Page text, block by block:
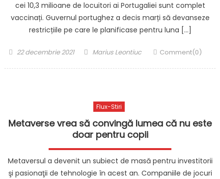
cei 10,3 milioane de locuitori ai Portugaliei sunt complet
vaccinați. Guvernul portughez a decis marți să devanseze
restricțiile pe care le planificase pentru luna […]
Posted
22 decembrie 2021 Author
Marius Leontiuc Comment(0)
Flux-Stiri
Metaverse vrea să convingă lumea că nu este
doar pentru copii
Metaversul a devenit un subiect de masă pentru investitorii
şi pasionaţii de tehnologie în acest an. Companiile de jocuri